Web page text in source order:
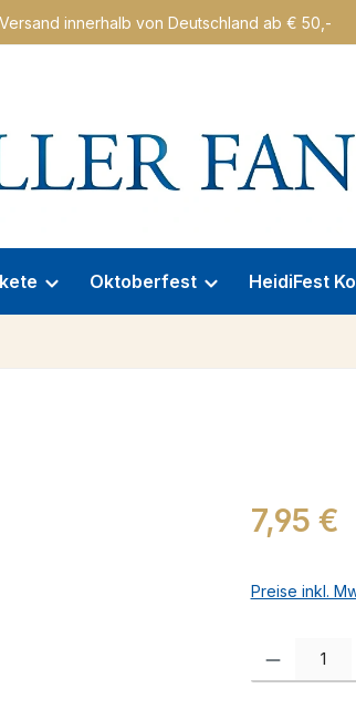
innerhalb von Deutschland ab € 50,-
Oktoberfest HeidiFest
Regulärer Preis:
7,95 €
Preise inkl.
Produkt